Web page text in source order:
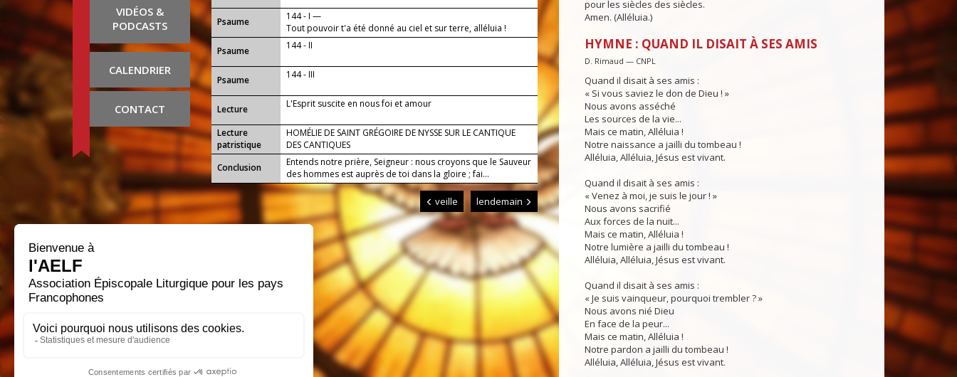
VIDÉOS &
PODCASTS
CALENDRIER
CONTACT
Psaume
144 - I —
Tout pouvoir t'a été donné au ciel et sur terre, alléluia !
Psaume
144 - II
Psaume 144 - III
Lecture L'Esprit suscite en nous foi et amour
Lecture
patristique
HOMÉLIE DE SAINT GRÉGOIRE DE NYSSE SUR LE CANTIQUE
DES CANTIQUES
Conclusion
Entends notre prière, Seigneur : nous croyons que le Sauveur
des hommes est auprès de toi dans la gloire ; fai...
veille lendemain
pour les siècles des siècles.
Amen. (Alléluia.)
HYMNE : QUAND IL DISAIT À SES AMIS
D. Rimaud — CNPL
Quand il disait à ses amis :
« Si vous saviez le don de Dieu ! »
Nous avons asséché
Les sources de la vie...
Mais ce matin, Alléluia !
Notre naissance a jailli du tombeau !
Alléluia, Alléluia, Jésus est vivant.
Quand il disait à ses amis :
« Venez à moi, je suis le jour ! »
Nous avons sacrifié
Aux forces de la nuit...
Mais ce matin, Alléluia !
Notre lumière a jailli du tombeau !
Alléluia, Alléluia, Jésus est vivant.
Quand il disait à ses amis :
« Je suis vainqueur, pourquoi trembler ? »
Nous avons nié Dieu
En face de la peur...
Mais ce matin, Alléluia !
Notre pardon a jailli du tombeau !
Alléluia, Alléluia, Jésus est vivant.